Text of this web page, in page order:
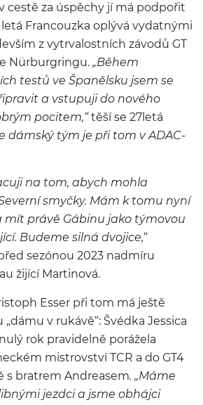
cestě za úspěchy jí má podpořit
Francouzka oplývá vydatnými
z vytrvalostních závodů GT
Nürburgringu. „Během
testů ve Španělsku jsem se
a vstupuji do nového
pocitem,“těší se 27letá
dámský tým je při tom v ADAC-
na tom, abych mohla
smyčky. Mám k tomu nyní
mít právě Gábinu jako týmovou
Budeme silná dvojice,“
sezónou 2023 nadmíru
žijící Martinová.
Esser při tom má ještě
v rukávě“: Švédka Jessica
rok pravidelně porážela
mistrovství TCR a do GT4
s bratrem Andreasem. „Máme
jezdci a jsme obhájci